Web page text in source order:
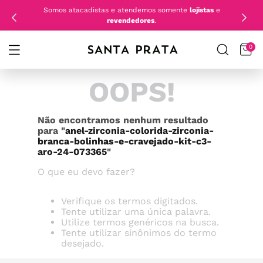
Somos atacadistas e atendemos somente lojistase
revendedores.
0
OOPS!
Não encontramos nenhum resultado
para "anel-zirconia-colorida-zirconia-
branca-bolinhas-e-cravejado-kit-c3-
aro-24-073365"
O que eu devo fazer?
Verifique os termos digitados.
Tente utilizar uma única palavra.
Utilize termos genéricos na busca.
Tente utilizar sinônimos do termo
desejado.